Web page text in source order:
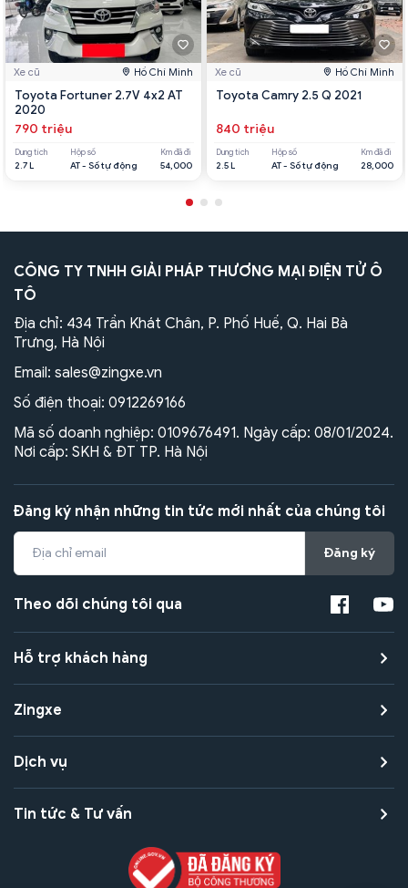
Xe cũ Hồ Chí Minh
Toyota Fortuner 2.7V 4x2 AT
2020
790 triệu
Dung tích
2.7 L
Hộp số
AT - Số tự động
Km đã đi
54,000
Xe cũ Hồ Chí Minh
Toyota Camry 2.5 Q 2021
840 triệu
Dung tích
2.5 L
Hộp số
AT - Số tự động
Km đã đi
28,000
CÔNG TY TNHH GIẢI PHÁP THƯƠNG MẠI ĐIỆN TỬ Ô
TÔ
Địa chỉ: 434 Trần Khát Chân, P. Phố Huế, Q. Hai Bà
Trưng, Hà Nội
Email: sales@zingxe.vn
Số điện thoại: 0912269166
Mã số doanh nghiệp: 0109676491. Ngày cấp: 08/01/2024.
Nơi cấp: SKH & ĐT TP. Hà Nội
Đăng ký nhận những tin tức mới nhất của chúng tôi
Đăng ký
Theo dõi chúng tôi qua
Hỗ trợ khách hàng
Zingxe
Dịch vụ
Tin tức & Tư vấn